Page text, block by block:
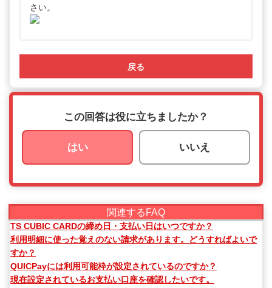
さい。
戻る
この回答は役に立ちましたか？
はい いいえ
関連するFAQ
TS CUBIC CARDの締め日・支払い日はいつですか？
利用明細に使った覚えのない請求があります。どうすればよいで
すか？
QUICPayには利用可能枠が設定されているのですか？
現在設定されているお支払い口座を確認したいです。